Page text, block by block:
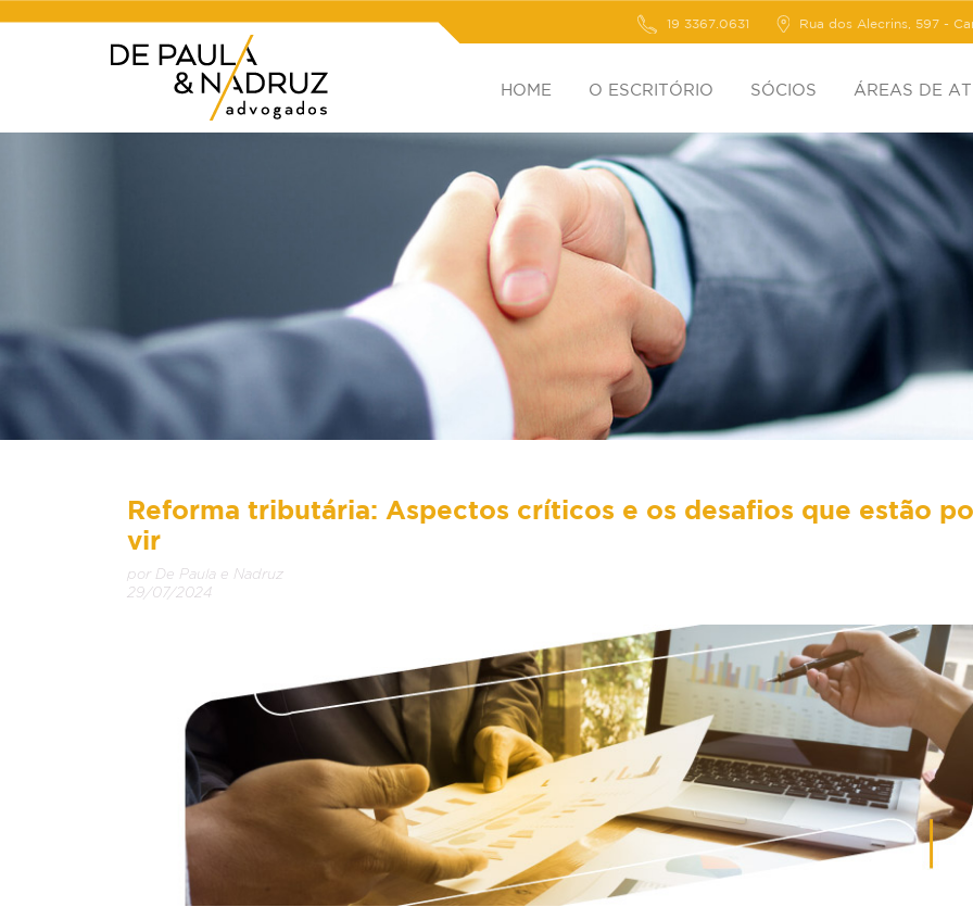
19 3367.0631 Rua dos Alecrins, 597 -
HOME O ESCRITÓRIO SÓCIOS ÁREAS DE
Reforma tributária: Aspectos críticos e os desafios que estão
vir
por De Paula e Nadruz
29/07/2024